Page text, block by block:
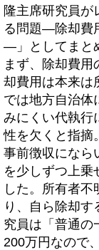
隆主席研究員が
る問題―除却費
―」としてまと
まず、除却費用
却費用は本来は
では地方自治体
みにくい代執行
性を欠くと指摘
事前徴収になら
を少しずつ上乗
した。所有者
り、自ら除却
究員は「普通の
200万円なので